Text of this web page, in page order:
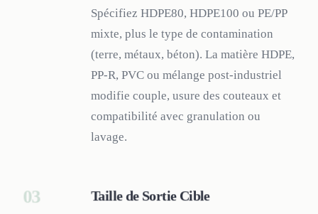
Spécifiez HDPE80, HDPE100 ou PE/PP
mixte, plus le type de contamination
(terre, métaux, béton). La matière HDPE,
PP-R, PVC ou mélange post-industriel
modifie couple, usure des couteaux et
compatibilité avec granulation ou
lavage.
03 Taille de Sortie Cible